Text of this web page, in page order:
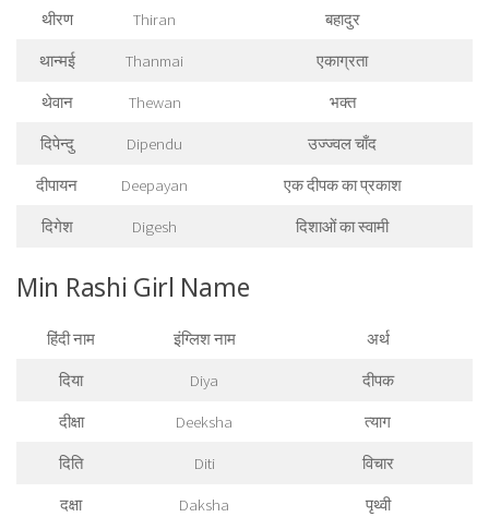
थीरण
Thiran
बहादुर
थान्मई
Thanmai
एकाग्रता
थेवान
Thewan
भक्त
दिपेन्दु
Dipendu
उज्ज्वल चाँद
दीपायन
Deepayan
एक दीपक का प्रकाश
दिगेश
Digesh दिशाओं का स्वामी
Min Rashi Girl Name
हिंदी नाम इंग्लिश नाम
अर्थ
दिया
Diya
दीपक
दीक्षा
Deeksha
त्याग
दिति
Diti
विचार
दक्षा
Daksha
पृथ्वी